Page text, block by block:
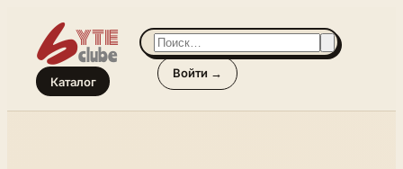
Каталог
Войти →